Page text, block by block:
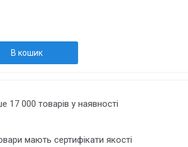
В кошик
17 000 товарів у наявності
мають сертифікати якості